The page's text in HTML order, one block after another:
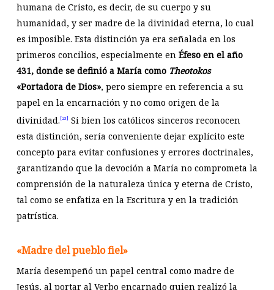
humana de Cristo, es decir, de su cuerpo y su
humanidad, y ser madre de la divinidad eterna, lo cual
es imposible. Esta distinción ya era señalada en los
primeros concilios, especialmente en Éfeso en el año
431, donde se definió a María como Theotokos
«Portadora de Dios», pero siempre en referencia a su
papel en la encarnación y no como origen de la
divinidad. [23]
Si bien los católicos sinceros reconocen
esta distinción, sería conveniente dejar explícito este
concepto para evitar confusiones y errores doctrinales,
garantizando que la devoción a María no comprometa la
comprensión de la naturaleza única y eterna de Cristo,
tal como se enfatiza en la Escritura y en la tradición
patrística.
«Madre del pueblo fiel»
María desempeñó un papel central como madre de
Jesús, al portar al Verbo encarnado quien realizó la